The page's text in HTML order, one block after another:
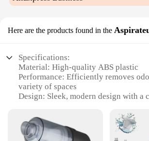
Here are the products found in the
Specifications:
Material: High-quality ABS plastic
Performance: Efficiently removes
variety of spaces
Design: Sleek, modern design with a
Usage: Ideal for both home and
Parts and Accessories: Comes with a
attachments